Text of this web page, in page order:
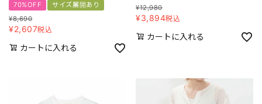
70%OFF
サイズ展開あり
¥8,690
¥2,607税込
カートに入れる
¥12,980
¥3,894税込
カートに入れる